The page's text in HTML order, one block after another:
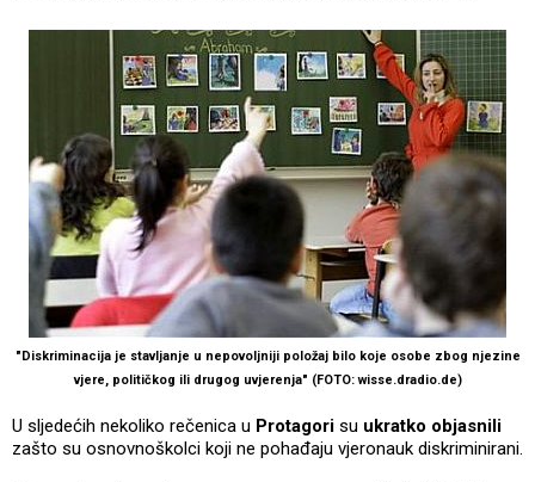
"Diskriminacija je stavljanje u nepovoljniji položaj bilo koje osobe zbog njezine
vjere, političkog ili drugog uvjerenja" (FOTO: wisse.dradio.de)
U sljedećih nekoliko rečenica u Protagori su ukratko objasnili
zašto su osnovnoškolci koji ne pohađaju vjeronauk diskriminirani.